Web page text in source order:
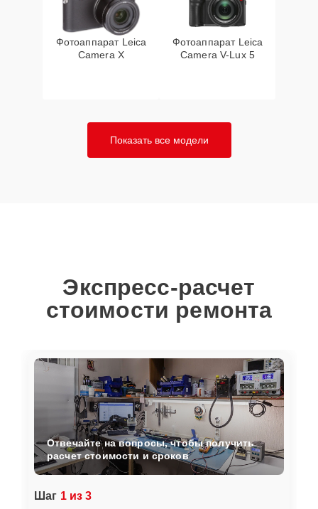
Фотоаппарат Leica
Camera X
Фотоаппарат Leica
Camera V-Lux 5
Показать все модели
Экспресс-расчет
стоимости ремонта
Шаг 1 из 3
Отвечайте на вопросы, чтобы получить
расчет стоимости и сроков